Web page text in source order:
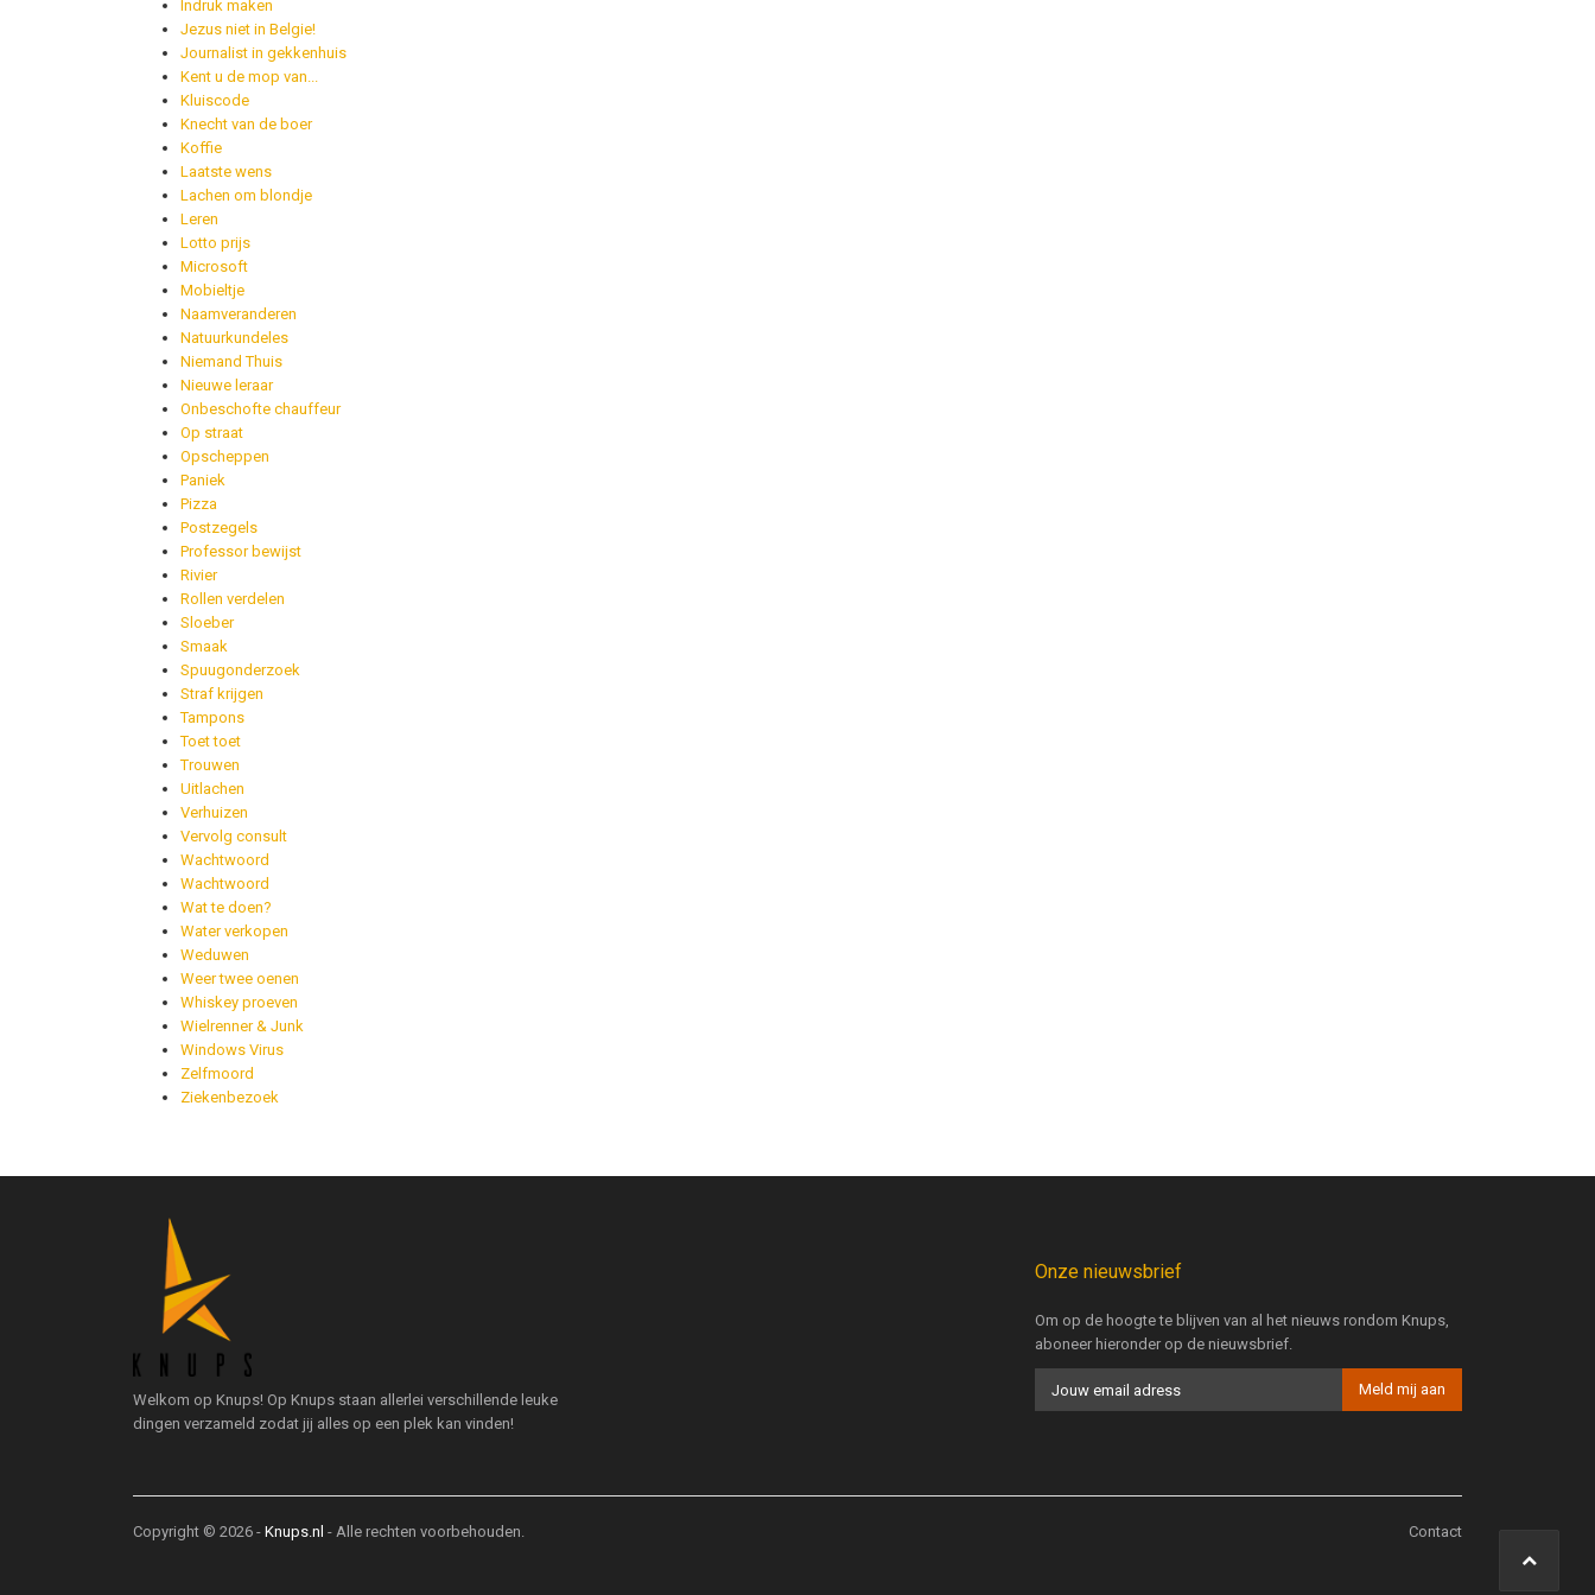
Indruk maken
Jezus niet in Belgie!
Journalist in gekkenhuis
Kent u de mop van...
Kluiscode
Knecht van de boer
Koffie
Laatste wens
Lachen om blondje
Leren
Lotto prijs
Microsoft
Mobieltje
Naamveranderen
Natuurkundeles
Niemand Thuis
Nieuwe leraar
Onbeschofte chauffeur
Op straat
Opscheppen
Paniek
Pizza
Postzegels
Professor bewijst
Rivier
Rollen verdelen
Sloeber
Smaak
Spuugonderzoek
Straf krijgen
Tampons
Toet toet
Trouwen
Uitlachen
Verhuizen
Vervolg consult
Wachtwoord
Wachtwoord
Wat te doen?
Water verkopen
Weduwen
Weer twee oenen
Whiskey proeven
Wielrenner & Junk
Windows Virus
Zelfmoord
Ziekenbezoek
Welkom op Knups! Op Knups staan allerlei verschillende leuke
dingen verzameld zodat jij alles op een plek kan vinden!
Onze nieuwsbrief
Om op de hoogte te blijven van al het nieuws rondom Knups,
aboneer hieronder op de nieuwsbrief.
Copyright © 2026 - Knups.nl - Alle rechten voorbehouden. Contact